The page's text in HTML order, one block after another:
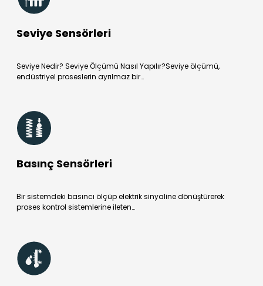
Seviye Sensörleri
Seviye Nedir? Seviye Ölçümü Nasıl Yapılır?Seviye ölçümü,
endüstriyel proseslerin ayrılmaz bir…
Basınç Sensörleri
Bir sistemdeki basıncı ölçüp elektrik sinyaline dönüştürerek
proses kontrol sistemlerine ileten…